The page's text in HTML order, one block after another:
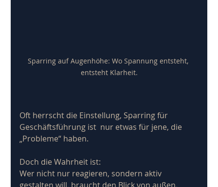
Sparring auf Augenhöhe: Wo Spannung entsteht,
entsteht Klarheit.
Oft herrscht die Einstellung, Sparring für
Geschäftsführung ist  nur etwas für jene, die
„Probleme“ haben.
Doch die Wahrheit ist:
Wer nicht nur reagieren, sondern aktiv